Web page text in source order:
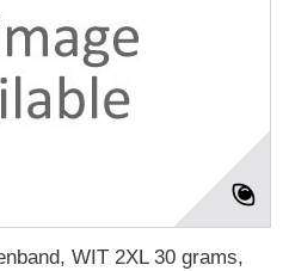
WIT 2XL 30 grams,